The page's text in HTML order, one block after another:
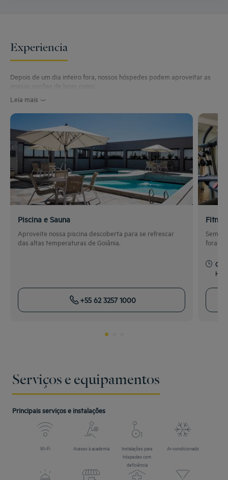
Experiencia
Depois de um dia inteiro fora, nossos hóspedes podem aproveitar as
nossas opções de lazer como...
Leia mais
Piscina e Sauna
Aproveite nossa piscina descoberta para se refrescar
das altas temperaturas de Goiânia.
+55 62 3257 1000
Sem
fora de
Serviços e equipamentos
Principais serviços e instalações
Wi-Fi Acesso à academia
Instalações para
hóspedes com
deficiência
Ar-condicionado